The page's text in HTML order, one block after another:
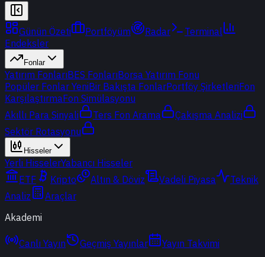
Günün Özeti Portföyüm Radar
Terminal
Endeksler
Fonlar
Yatırım FonlarıBES FonlarıBorsa Yatırım Fonu
Popüler Fonlar YeniBir Bakışta FonlarPortföy ŞirketleriFon
KarşılaştırmaFon Simülasyonu
Akıllı Para Sinyali
Ters Fon Arama
Çakışma Analizi
Sektör Rotasyonu
Hisseler
Yerli HisselerYabancı Hisseler
ETF
Kripto Altın & Döviz Vadeli Piyasa
Teknik
Analiz
Araçlar
Akademi
Canlı Yayın Geçmiş Yayınlar
Yayın Takvimi